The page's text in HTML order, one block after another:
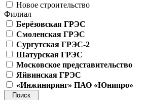
Новое строительство
Филиал
Берёзовская ГРЭС
Смоленская ГРЭС
Сургутская ГРЭС-2
Шатурская ГРЭС
Московское представительство
Яйвинская ГРЭС
«Инжиниринг» ПАО «Юнипро»